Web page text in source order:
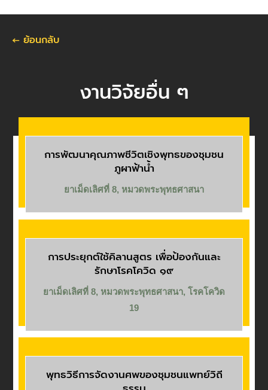
← ย้อนกลับ
งานวิจัยอื่น ๆ
การพัฒนาคุณภาพชีวิตเชิงพุทธของชุมชน
ภูผาฟ้าน้ำ
ยาเม็ดเลิศที่ 8, หมวดพระพุทธศาสนา
การประยุกต์ใช้คิลานสูตร เพื่อป้องกันและ
รักษาโรคโควิด ๑๙
ยาเม็ดเลิศที่ 8, หมวดพระพุทธศาสนา, โรคโควิด
19
พุทธวิธีการจัดงานศพของชุมชนแพทย์วิถี